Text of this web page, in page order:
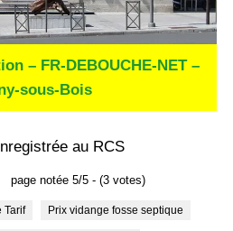
– FR-DEBOUCHE-NET –
sous-Bois
au RCS
page notée 5/5 - (3 votes)
Tarif Prix vidange fosse septique